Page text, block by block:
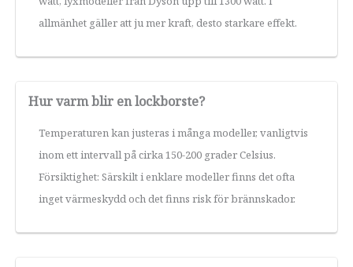
allmänhet gäller att ju mer kraft, desto starkare effekt.
Hur varm blir en lockborste?
Temperaturen kan justeras i många modeller, vanligtvis
inom ett intervall på cirka 150-200 grader Celsius.
Försiktighet: Särskilt i enklare modeller finns det ofta
inget värmeskydd och det finns risk för brännskador.